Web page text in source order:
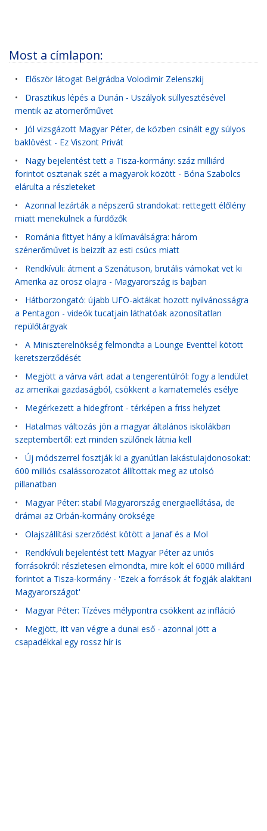
Most a címlapon:
• Először látogat Belgrádba Volodimir Zelenszkij
• Drasztikus lépés a Dunán - Uszályok süllyesztésével
mentik az atomerőművet
• Jól vizsgázott Magyar Péter, de közben csinált egy súlyos
baklövést - Ez Viszont Privát
• Nagy bejelentést tett a Tisza-kormány: száz milliárd
forintot osztanak szét a magyarok között - Bóna Szabolcs
elárulta a részleteket
• Azonnal lezárták a népszerű strandokat: rettegett élőlény
miatt menekülnek a fürdőzők
• Románia fittyet hány a klímaválságra: három
szénerőművet is beizzít az esti csúcs miatt
• Rendkívüli: átment a Szenátuson, brutális vámokat vet ki
Amerika az orosz olajra - Magyarország is bajban
• Hátborzongató: újabb UFO-aktákat hozott nyilvánosságra
a Pentagon - videók tucatjain láthatóak azonosítatlan
repülőtárgyak
• A Miniszterelnökség felmondta a Lounge Eventtel kötött
keretszerződését
• Megjött a várva várt adat a tengerentúlról: fogy a lendület
az amerikai gazdaságból, csökkent a kamatemelés esélye
• Megérkezett a hidegfront - térképen a friss helyzet
• Hatalmas változás jön a magyar általános iskolákban
szeptembertől: ezt minden szülőnek látnia kell
• Új módszerrel fosztják ki a gyanútlan lakástulajdonosokat:
600 milliós csalássorozatot állítottak meg az utolsó
pillanatban
• Magyar Péter: stabil Magyarország energiaellátása, de
drámai az Orbán-kormány öröksége
• Olajszállítási szerződést kötött a Janaf és a Mol
• Rendkívüli bejelentést tett Magyar Péter az uniós
forrásokról: részletesen elmondta, mire költ el 6000 milliárd
forintot a Tisza-kormány - 'Ezek a források át fogják alakítani
Magyarországot'
• Magyar Péter: Tízéves mélypontra csökkent az infláció
• Megjött, itt van végre a dunai eső - azonnal jött a
csapadékkal egy rossz hír is